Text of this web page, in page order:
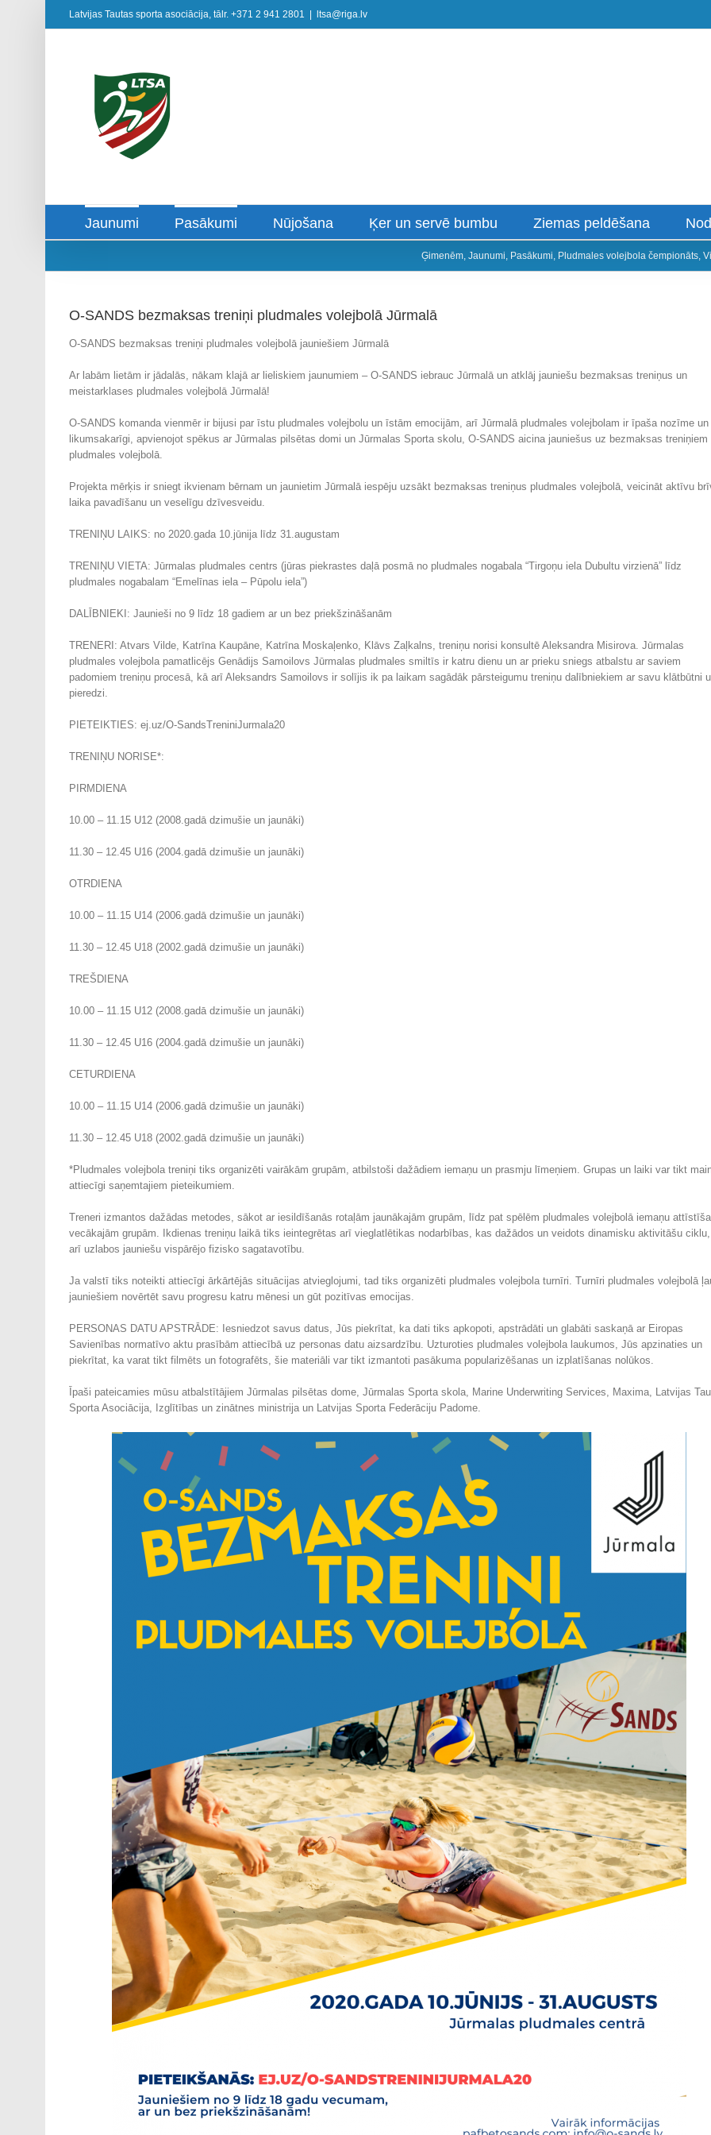
Latvijas Tautas sporta asociācija, tālr. +371 2 941 2801 ltsa@riga.lv
Jaunumi Pasākumi Nūjošana Ķer un servē bumbu Ziemas peldēšana
Ģimenēm, Jaunumi, Pasākumi, Pludmales volejbola čempionāts,
O-SANDS bezmaksas treniņi pludmales volejbolā Jūrmalā
O-SANDS bezmaksas treniņi pludmales volejbolā jauniešiem Jūrmalā
Ar labām lietām ir jādalās, nākam klajā ar lieliskiem jaunumiem – O-SANDS iebrauc Jūrmalā un atklāj jauniešu bezmaksas treniņus un
meistarklases pludmales volejbolā Jūrmalā!
O-SANDS komanda vienmēr ir bijusi par īstu pludmales volejbolu un īstām emocijām, arī Jūrmalā pludmales volejbolam ir īpaša nozīme un
likumsakarīgi, apvienojot spēkus ar Jūrmalas pilsētas domi un Jūrmalas Sporta skolu, O-SANDS aicina jauniešus uz bezmaksas treniņiem
pludmales volejbolā.
Projekta mērķis ir sniegt ikvienam bērnam un jaunietim Jūrmalā iespēju uzsākt bezmaksas treniņus pludmales volejbolā, veicināt aktīvu
laika pavadīšanu un veselīgu dzīvesveidu.
TRENIŅU LAIKS: no 2020.gada 10.jūnija līdz 31.augustam
TRENIŅU VIETA: Jūrmalas pludmales centrs (jūras piekrastes daļā posmā no pludmales nogabala “Tirgoņu iela Dubultu virzienā” līdz
pludmales nogabalam “Emelīnas iela – Pūpolu iela”)
DALĪBNIEKI: Jaunieši no 9 līdz 18 gadiem ar un bez priekšzināšanām
TRENERI: Atvars Vilde, Katrīna Kaupāne, Katrīna Moskaļenko, Klāvs Zaļkalns, treniņu norisi konsultē Aleksandra Misirova. Jūrmalas
pludmales volejbola pamatlicējs Genādijs Samoilovs Jūrmalas pludmales smiltīs ir katru dienu un ar prieku sniegs atbalstu ar saviem
padomiem treniņu procesā, kā arī Aleksandrs Samoilovs ir solījis ik pa laikam sagādāk pārsteigumu treniņu dalībniekiem ar savu klātbūtni
pieredzi.
PIETEIKTIES: ej.uz/O-SandsTreniniJurmala20
TRENIŅU NORISE*:
PIRMDIENA
10.00 – 11.15 U12 (2008.gadā dzimušie un jaunāki)
11.30 – 12.45 U16 (2004.gadā dzimušie un jaunāki)
OTRDIENA
10.00 – 11.15 U14 (2006.gadā dzimušie un jaunāki)
11.30 – 12.45 U18 (2002.gadā dzimušie un jaunāki)
TREŠDIENA
10.00 – 11.15 U12 (2008.gadā dzimušie un jaunāki)
11.30 – 12.45 U16 (2004.gadā dzimušie un jaunāki)
CETURDIENA
10.00 – 11.15 U14 (2006.gadā dzimušie un jaunāki)
11.30 – 12.45 U18 (2002.gadā dzimušie un jaunāki)
*Pludmales volejbola treniņi tiks organizēti vairākām grupām, atbilstoši dažādiem iemaņu un prasmju līmeņiem. Grupas un laiki var tikt
attiecīgi saņemtajiem pieteikumiem.
Treneri izmantos dažādas metodes, sākot ar iesildīšanās rotaļām jaunākajām grupām, līdz pat spēlēm pludmales volejbolā iemaņu
vecākajām grupām. Ikdienas treniņu laikā tiks ieintegrētas arī vieglatlētikas nodarbības, kas dažādos un veidots dinamisku aktivitāšu
arī uzlabos jauniešu vispārējo fizisko sagatavotību.
Ja valstī tiks noteikti attiecīgi ārkārtējās situācijas atvieglojumi, tad tiks organizēti pludmales volejbola turnīri. Turnīri pludmales volejbolā
jauniešiem novērtēt savu progresu katru mēnesi un gūt pozitīvas emocijas.
PERSONAS DATU APSTRĀDE: Iesniedzot savus datus, Jūs piekrītat, ka dati tiks apkopoti, apstrādāti un glabāti saskaņā ar Eiropas
Savienības normatīvo aktu prasībām attiecībā uz personas datu aizsardzību. Uzturoties pludmales volejbola laukumos, Jūs apzinaties un
piekrītat, ka varat tikt filmēts un fotografēts, šie materiāli var tikt izmantoti pasākuma popularizēšanas un izplatīšanas nolūkos.
Īpaši pateicamies mūsu atbalstītājiem Jūrmalas pilsētas dome, Jūrmalas Sporta skola, Marine Underwriting Services, Maxima, Latvijas
Sporta Asociācija, Izglītības un zinātnes ministrija un Latvijas Sporta Federāciju Padome.